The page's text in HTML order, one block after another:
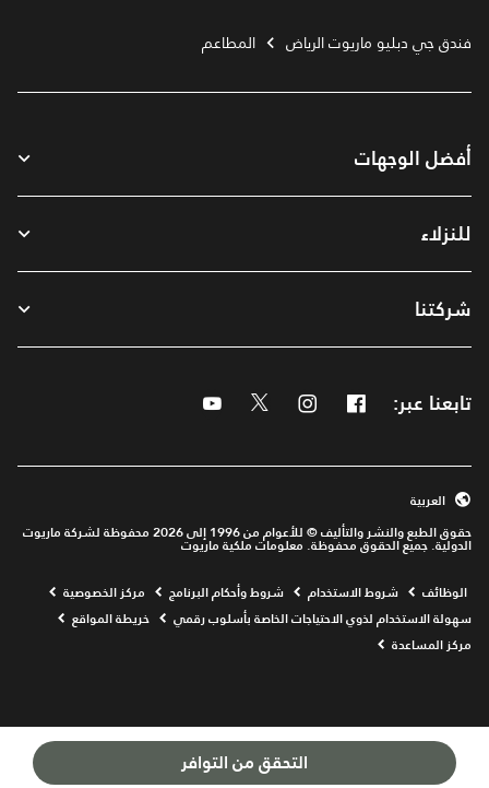
التحقق من التوافر
فندق جي دبليو ماريوت الرياض المطاعم
أفضل الوجهات
للنزلاء
شركتنا
تابعنا عبر: Facebook
Instagram
Twitter
حقوق الطبع والنشر والتأليف © للأعوام من 1996 إلى 2026 محفوظة لشركة ماريوت
الدولية. جميع الحقوق محفوظة. معلومات ملكية ماريوت
العربية
الوظائف Opens a new window
شروط الاستخدام شروط وأحكام البرنامج
مركز الخصوصية
سهولة الاستخدام لذوي الاحتياجات الخاصة بأسلوب رقمي
خريطة المواقع
مركز المساعدة